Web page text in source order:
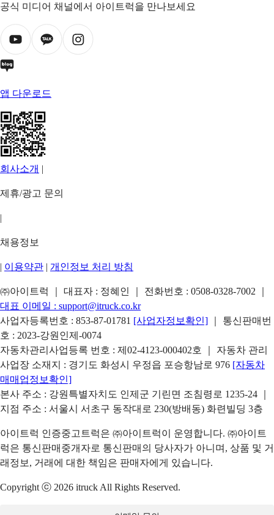
공식 미디어 채널에서 아이트럭을 만나보세요
앱 다운로드
회사소개 |
제휴/광고 문의
|
채용정보
| 이용약관 | 개인정보 처리 방침
㈜아이트럭 ｜ 대표자 : 정혜인 ｜ 전화번호 : 0508-0328-7002
대표 이메일 : support@itruck.co.kr
사업자등록번호 : 853-87-01781 [사업자정보확인]
｜ 통신판매번
호 : 2023-강원인제-0074
자동차관리사업등록 번호 : 제02-4123-000402호 ｜ 자동차 관리
사업장 소재지 : 경기도 화성시 우정읍 포승항남로 976 [자동차
매매업정보확인]
본사 주소 : 강원특별자치도 인제군 기린면 조침령로 1235-24 ｜
지점 주소 : 서울시 서초구 동작대로 230(방배동) 화련빌딩 3층
아이트럭 인증중고트럭은 ㈜아이트럭이 운영합니다. ㈜아이트
럭은 통신판매중개자로 통신판매의 당사자가 아니며, 상품 및 거
래정보, 거래에 대한 책임은 판매자에게 있습니다.
Copyright ⓒ 2026 itruck All Rights Reserved.